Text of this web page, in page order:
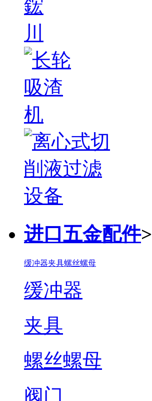
进口五金配件>
缓冲器夹具螺丝螺母
缓冲器
夹具
螺丝螺母
阀门